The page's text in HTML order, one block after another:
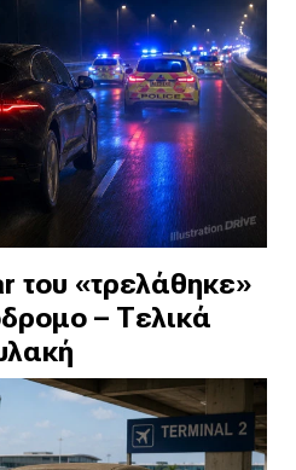
του «τρελάθηκε»
– Τελικά